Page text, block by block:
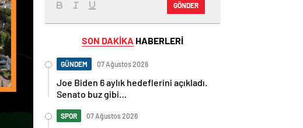
GÖNDER
SON DAKİKA HABERLERİ
GÜNDEM 07 Ağustos 2026
Joe Biden 6 aylık hedeflerini açıkladı.
Senato buz gibi…
SPOR 07 Ağustos 2026